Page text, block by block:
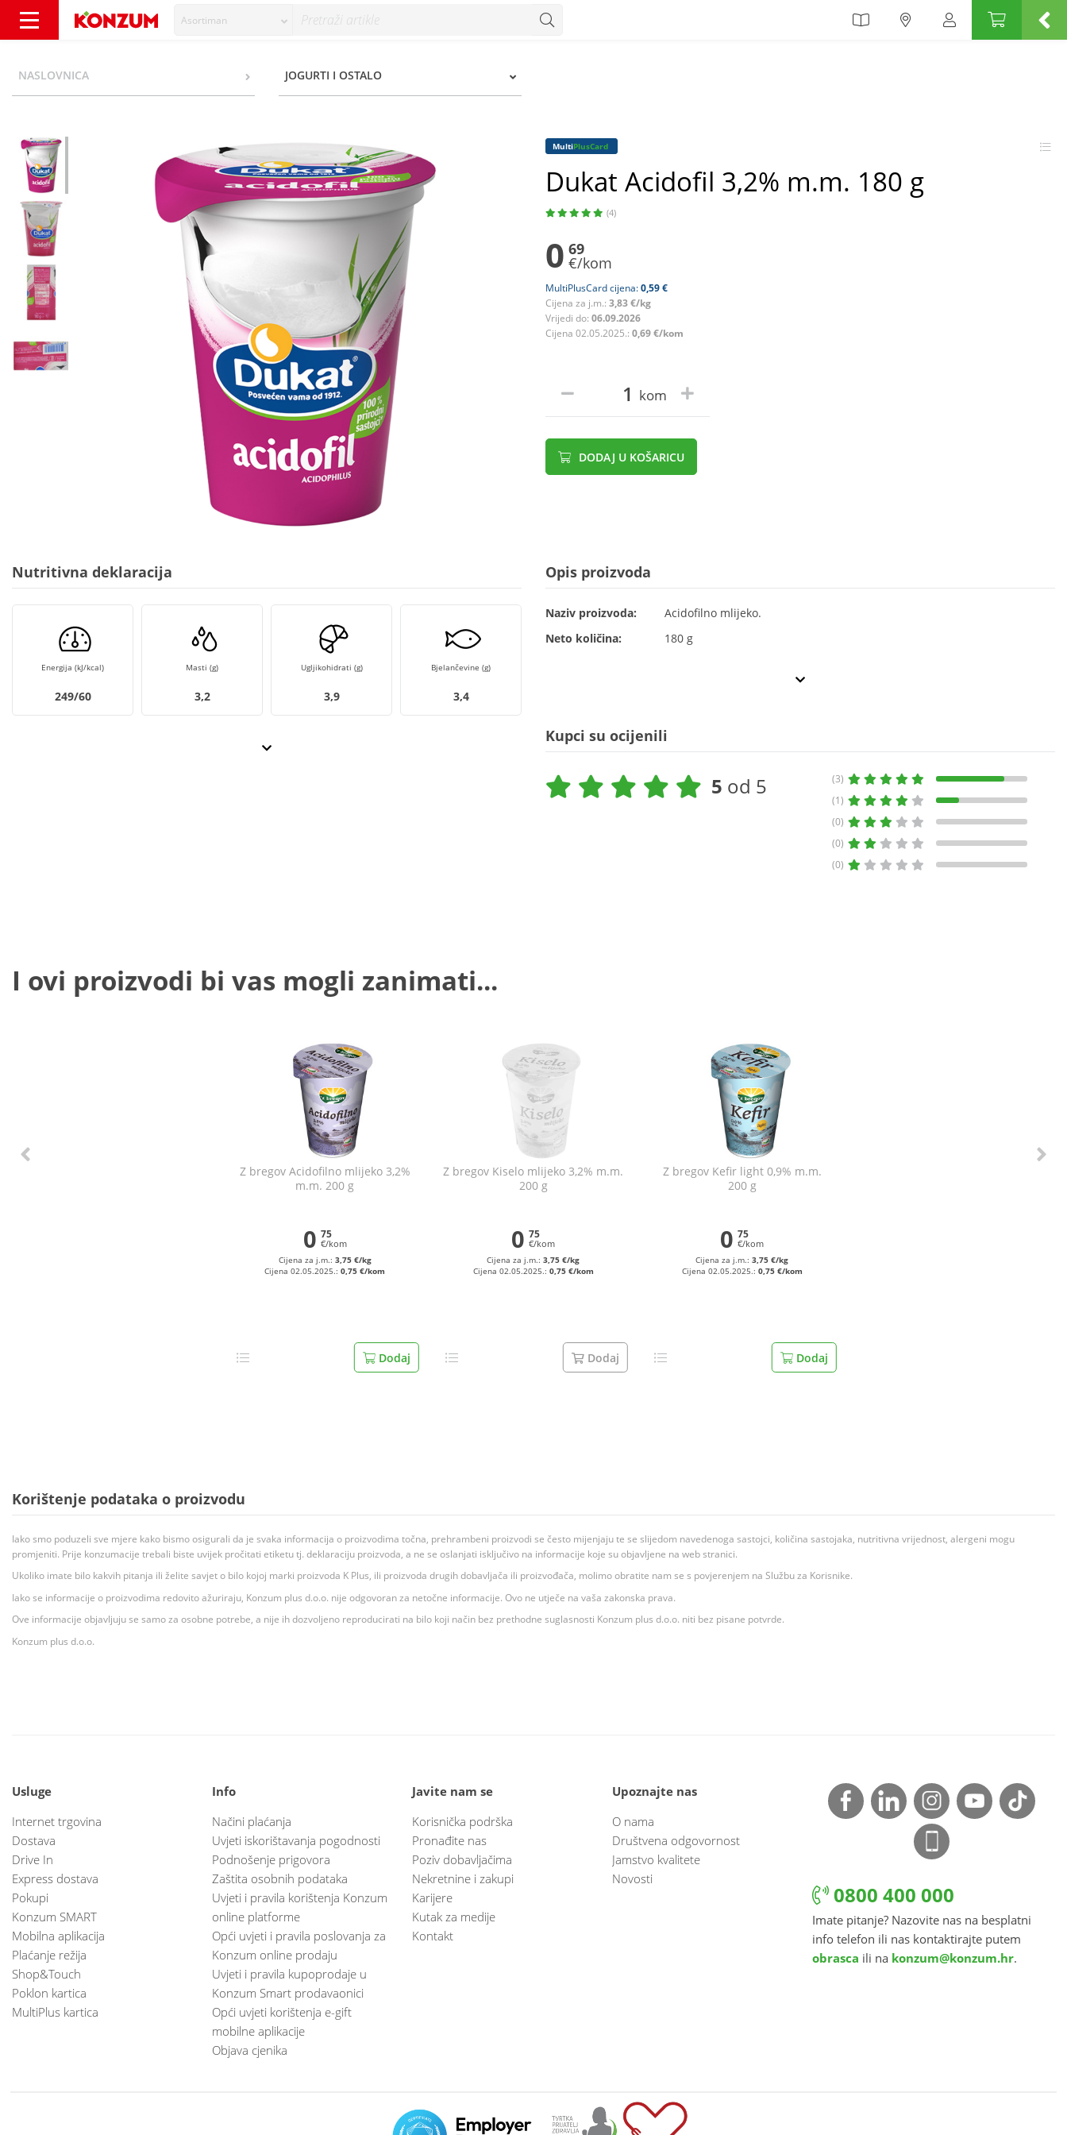
Asortiman
NASLOVNICA JOGURTI I OSTALO
MultiPlusCard
Dukat Acidofil 3,2% m.m. 180 g
(4)
0 69
€/kom
MultiPlusCard cijena:0,59 €
Cijena za j.m.: 3,83 €/kg
Vrijedi do: 06.09.2026
Cijena 02.05.2025.: 0,69 €/kom
kom
DODAJ U KOŠARICU
Nutritivna deklaracija
Energija (kJ/kcal)
249/60
Masti (g)
3,2
Ugljikohidrati (g)
3,9
Bjelančevine (g)
3,4
Opis proizvoda
Naziv proizvoda:
Acidofilno mlijeko.
Neto količina:
180 g
Kupci su ocijenili
5 od 5
(3)
(1)
(0)
(0)
(0)
I ovi proizvodi bi vas mogli zanimati...
Z bregov Acidofilno mlijeko 3,2%
m.m. 200 g
0 75
€/kom
Cijena za j.m.: 3,75 €/kg
Cijena 02.05.2025.:0,75 €/kom
Dodaj
Z bregov Kiselo mlijeko 3,2% m.m.
200 g
0 75
€/kom
Cijena za j.m.:3,75 €/kg
Cijena 02.05.2025.: 0,75 €/kom
Dodaj
Z bregov Kefir light 0,9% m.m.
200 g
0 75
€/kom
Cijena za j.m.:3,75 €/kg
Cijena 02.05.2025.: 0,75 €/kom
Dodaj
Korištenje podataka o proizvodu
Iako smo poduzeli sve mjere kako bismo osigurali da je svaka informacija o proizvodima točna, prehrambeni proizvodi se često mijenjaju te se slijedom navedenoga sastojci, količina sastojaka, nutritivna vrijednost, alergeni mogu
promjeniti. Prije konzumacije trebali biste uvijek pročitati etiketu tj. deklaraciju proizvoda, a ne se oslanjati isključivo na informacije koje su objavljene na web stranici.
Ukoliko imate bilo kakvih pitanja ili želite savjet o bilo kojoj marki proizvoda K Plus, ili proizvoda drugih dobavljača ili proizvođača, molimo obratite nam se s povjerenjem na Službu za Korisnike.
Iako se informacije o proizvodima redovito ažuriraju, Konzum plus d.o.o. nije odgovoran za netočne informacije. Ovo ne utječe na vaša zakonska prava.
Ove informacije objavljuju se samo za osobne potrebe, a nije ih dozvoljeno reproducirati na bilo koji način bez prethodne suglasnosti Konzum plus d.o.o. niti bez pisane potvrde.
Konzum plus d.o.o.
Usluge
Internet trgovina
Dostava
Drive In
Express dostava
Pokupi
Konzum SMART
Mobilna aplikacija
Plaćanje režija
Shop&Touch
Poklon kartica
MultiPlus kartica
Info
Načini plaćanja
Uvjeti iskorištavanja pogodnosti
Podnošenje prigovora
Zaštita osobnih podataka
Uvjeti i pravila korištenja Konzum
online platforme
Opći uvjeti i pravila poslovanja za
Konzum online prodaju
Uvjeti i pravila kupoprodaje u
Konzum Smart prodavaonici
Opći uvjeti korištenja e-gift
mobilne aplikacije
Objava cjenika
Javite nam se
Korisnička podrška
Pronađite nas
Poziv dobavljačima
Nekretnine i zakupi
Karijere
Kutak za medije
Kontakt
Upoznajte nas
O nama
Društvena odgovornost
Jamstvo kvalitete
Novosti
0800 400 000
Imate pitanje? Nazovite nas na besplatni
info telefon ili nas kontaktirajte putem
obrasca ili na konzum@konzum.hr.